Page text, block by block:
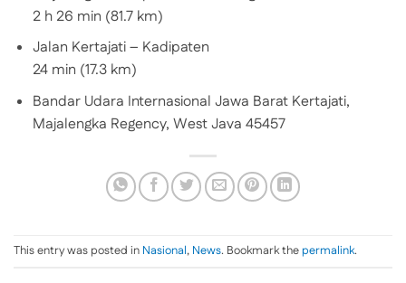
2 h 26 min (81.7 km)
Jalan Kertajati – Kadipaten
24 min (17.3 km)
Bandar Udara Internasional Jawa Barat Kertajati,
Majalengka Regency, West Java 45457
This entry was posted in Nasional, News. Bookmark thepermalink.